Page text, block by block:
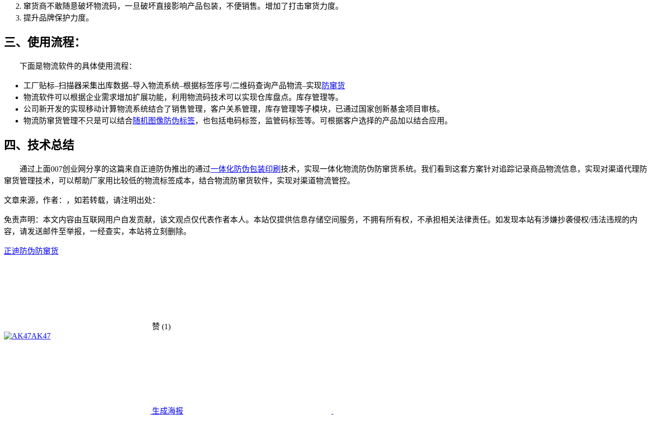
窜货商不敢随意破坏物流码，一旦破坏直接影响产品包装，不便销售。增加了打击窜货力度。
提升品牌保护力度。
三、使用流程：
下面是物流软件的具体使用流程：
工厂贴标–扫描器采集出库数据–导入物流系统–根据标签序号/二维码查询产品物流–实现防窜货
物流软件可以根据企业需求增加扩展功能，利用物流码技术可以实现仓库盘点。库存管理等。
公司新开发的实现移动计算物流系统结合了销售管理，客户关系管理，库存管理等子模块，已通过国家创新基金项目审核。
物流防窜货管理不只是可以结合随机图像防伪标签，也包括电码标签，监管码标签等。可根据客户选择的产品加以结合应用。
四、技术总结
通过上面007创业网分享的这篇来自正迪防伪推出的通过一体化防伪包装印刷 技术，实现一体化物流防伪防窜货系统。我们看到这套方案针对追踪记录商品物流信息，实现对渠道代理防
窜货管理技术，可以帮助厂家用比较低的物流标签成本，结合物流防窜货软件，实现对渠道物流管控。
文章来源，作者：，如若转载，请注明出处：
免责声明：本文内容由互联网用户自发贡献，该文观点仅代表作者本人。本站仅提供信息存储空间服务，不拥有所有权，不承担相关法律责任。如发现本站有涉嫌抄袭侵权/违法违规的内
容，请发送邮件至举报，一经查实，本站将立刻删除。
正迪防伪 防窜货
赞 (1)
AK47
生成海报